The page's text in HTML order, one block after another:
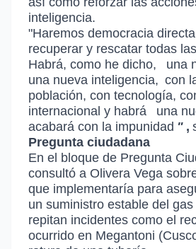
inteligencia.
"Haremos democracia
recuperar y rescatar todas
Habrá, como he dicho,
una
una nueva inteligencia, con
población, con tecnología,
internacional y habrá
una
acabará con la impunidad " ,
Pregunta ciudadana
En el bloque de Pregunta
consultó a Olivera Vega
que implementaría para
un suministro estable del gas
repitan incidentes como el
ocurrido en Megantoni